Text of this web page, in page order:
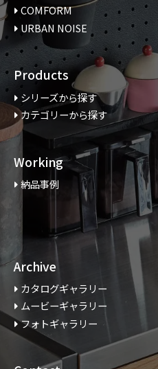
COMFORM
URBAN NOISE
Products
シリーズから探す
カテゴリーから探す
Working
納品事例
Archive
カタログギャラリー
ムービーギャラリー
フォトギャラリー